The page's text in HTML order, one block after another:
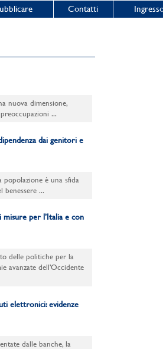
Contatti
nuova dimensione,
...
dai genitori e
popolazione è una sfida
...
per l’Italia e con
delle politiche per la
avanzate dell'Occidente
elettronici: evidenze
dalle banche, la